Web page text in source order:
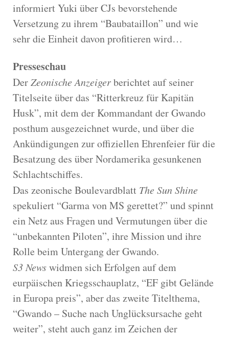
informiert Yuki über CJs bevorstehende
Versetzung zu ihrem “Baubataillon” und wie
sehr die Einheit davon profitieren wird…
Presseschau
DerZeonische Anzeigerberichtet auf seiner
Titelseite über das “Ritterkreuz für Kapitän
Husk”, mit dem der Kommandant der Gwando
posthum ausgezeichnet wurde, und über die
Ankündigungen zur offiziellen Ehrenfeier für die
Besatzung des über Nordamerika gesunkenen
Schlachtschiffes.
Das zeonische Boulevardblatt The Sun Shine
spekuliert “Garma von MS gerettet?” und spinnt
ein Netz aus Fragen und Vermutungen über die
“unbekannten Piloten”, ihre Mission und ihre
Rolle beim Untergang der Gwando.
S3 Newswidmen sich Erfolgen auf dem
eurpäischen Kriegsschauplatz, “EF gibt Gelände
in Europa preis”, aber das zweite Titelthema,
“Gwando – Suche nach Unglücksursache geht
weiter”, steht auch ganz im Zeichen der